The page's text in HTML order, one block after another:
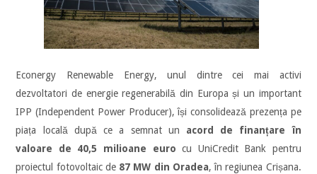
Econergy Renewable Energy, unul dintre cei mai activi
dezvoltatori de energie regenerabilă din Europa și un important
IPP (Independent Power Producer), își consolidează prezența pe
piața locală după ce a semnat un acord de finanțare în
valoare de 40,5 milioane euro cu UniCredit Bank pentru
proiectul fotovoltaic de 87 MW din Oradea, în regiunea Crișana.